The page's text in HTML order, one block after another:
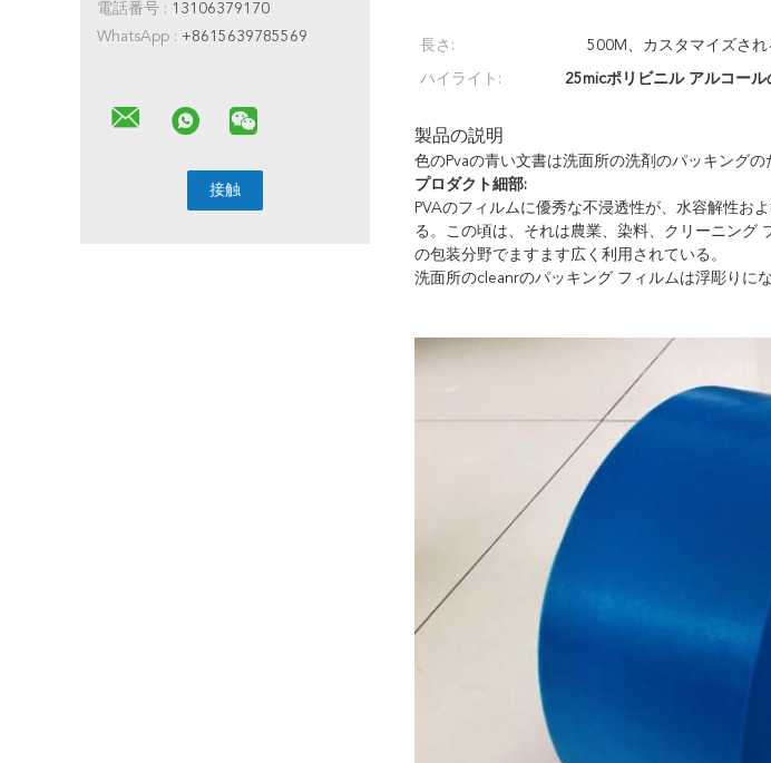
電話番号 : 13106379170
WhatsApp : +8615639785569
長さ: 500M、カスタマイズされ
ハイライト: 25micポリビニル アルコール
製品の説明
色のPvaの青い文書は洗面所の洗剤のパッキング
プロダクト細部:
PVAのフィルムに優秀な不浸透性が、水容解性お
る。この頃は、それは農業、染料、クリーニング
の包装分野でますます広く利用されている。
洗面所のcleanrのパッキング フィルムは浮彫りに